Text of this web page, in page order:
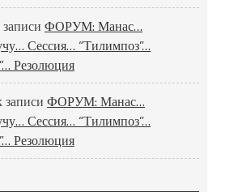
ФОРУМ: Манас…
Сессия… “Тилимпоз”…
Резолюция
записи ФОРУМ: Манас…
Сессия… “Тилимпоз”…
Резолюция